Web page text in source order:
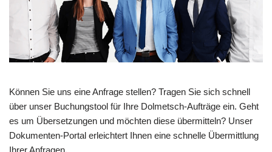
Können Sie uns eine Anfrage stellen? Tragen Sie sich schnell
über unser Buchungstool für Ihre Dolmetsch-Aufträge ein. Geht
es um Übersetzungen und möchten diese übermitteln? Unser
Dokumenten-Portal erleichtert Ihnen eine schnelle Übermittlung